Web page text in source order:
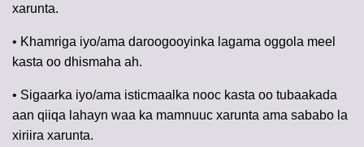
xarunta.
• Khamriga iyo/ama daroogooyinka lagama oggola meel
kasta oo dhismaha ah.
• Sigaarka iyo/ama isticmaalka nooc kasta oo tubaakada
aan qiiqa lahayn waa ka mamnuuc xarunta ama sababo la
xiriira xarunta.